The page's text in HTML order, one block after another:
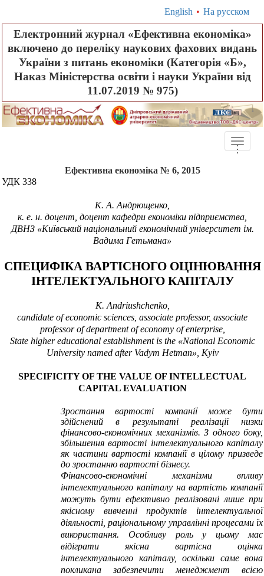
English • На русском
Електронний журнал «Ефективна економіка»
включено до переліку наукових фахових видань
України з питань економіки (Категорія «Б»,
Наказ Міністерства освіти і науки України від
11.07.2019 № 975)
Toggle
...
Ефективна економіка № 6, 2015
УДК 338
К. А. Андрющенко,
к. е. н. доцент, доцент кафедри економіки підприємства,
ДВНЗ «Київський національний економічний університет ім.
Вадима Гетьмана»
СПЕЦИФІКА ВАРТІСНОГО ОЦІНЮВАННЯ
ІНТЕЛЕКТУАЛЬНОГО КАПІТАЛУ
K. Andriushchenko,
candidate of economic sciences, associate professor, associate
professor of department of economy of enterprise,
State higher educational establishment is the «National Economic
University named after Vadym Hetman», Kyiv
SPECIFICITY OF THE VALUE OF INTELLECTUAL
CAPITAL EVALUATION
Зростання вартості компанії може бути
здійснений в результаті реалізації низки
фінансово-економічних механізмів. З одного боку,
збільшення вартості інтелектуального капіталу
як частини вартості компанії в цілому призведе
до зростанню вартості бізнесу.
Фінансово-економічні механізми впливу
інтелектуального капіталу на вартість компанії
можуть бути ефективно реалізовані лише при
якісному вивченні продуктів інтелектуальної
діяльності, раціональному управлінні процесами їх
використання. Особливу роль у цьому має
відіграти якісна вартісна оцінка
інтелектуального капіталу, оскільки саме вона
покликана забезпечити менеджмент всією